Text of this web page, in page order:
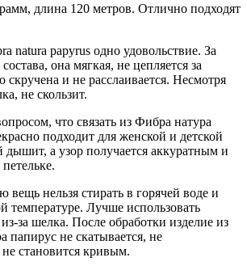
длина 120 метров. Отлично подходят
natura papyrus одно удовольствие. За
она мягкая, не цепляется за
и не расслаивается. Несмотря
не скользит.
что связать из Фибра натура
подходит для женской и детской
а узор получается аккуратным и
вещь нельзя стирать в горячей воде и
температуре. Лучше использовать
за шелка. После обработки изделие из
папирус не скатывается, не
не становится кривым.